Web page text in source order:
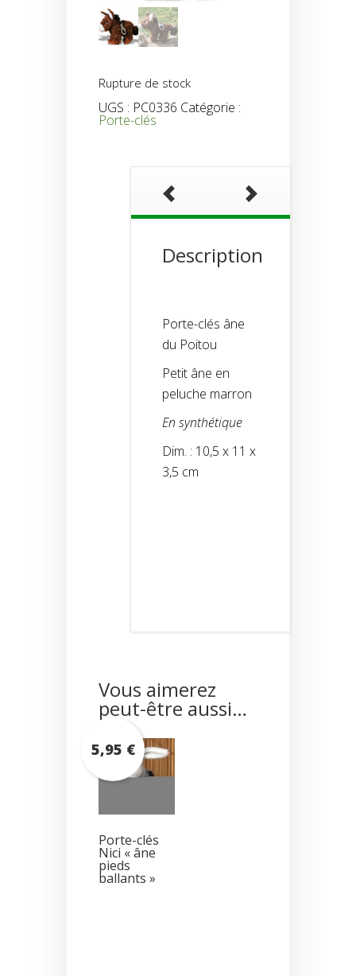
Rupture de stock
UGS : PC0336 Catégorie :
Porte-clés
Description
Porte-clés âne
du Poitou
Petit âne en
peluche marron
En synthétique
Dim. : 10,5 x 11 x
3,5 cm
Vous aimerez
peut-être aussi…
Porte-clés
Nici « âne
pieds
ballants »
5,95 €